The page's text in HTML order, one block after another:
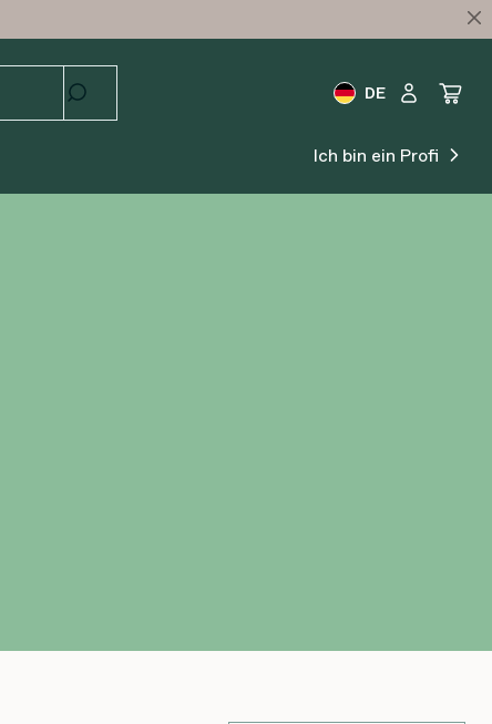
DE
Ich bin ein Profi